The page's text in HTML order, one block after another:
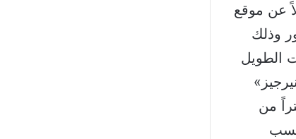
قليلاً عن موقع
وذلك
الطويل
بتغيير مكان البئر بمسافة إجمالية قوامها 31.7 متراً من
بحسب